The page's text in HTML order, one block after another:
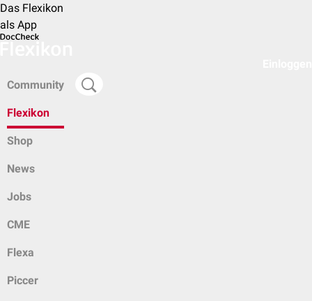
Das Flexikon
als App
Community
Flexikon
Shop
News
Jobs
CME
Flexa
Piccer